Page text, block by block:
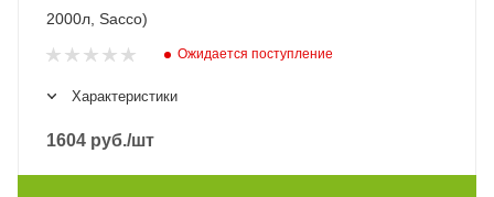
2000л, Sacco)
Ожидается поступление
Характеристики
1604 руб./шт